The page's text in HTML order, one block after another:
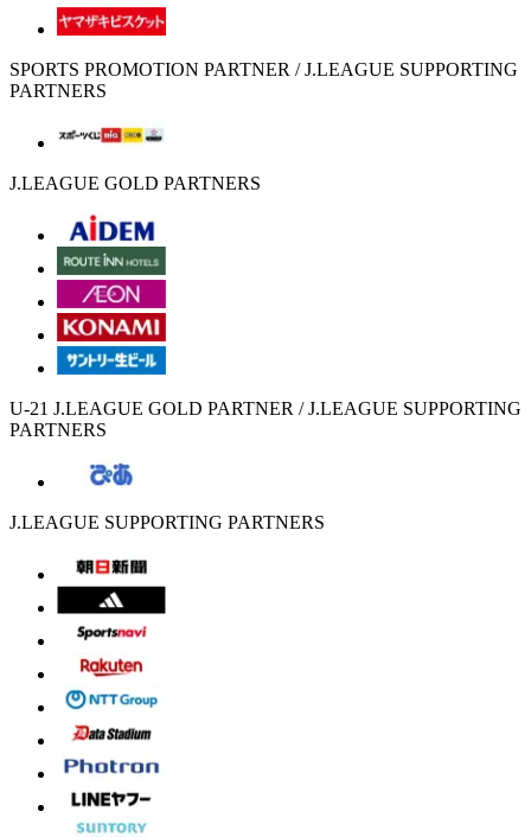
SPORTS PROMOTION PARTNER / J.LEAGUE SUPPORTING
PARTNERS
J.LEAGUE GOLD PARTNERS
U-21 J.LEAGUE GOLD PARTNER / J.LEAGUE SUPPORTING
PARTNERS
J.LEAGUE SUPPORTING PARTNERS